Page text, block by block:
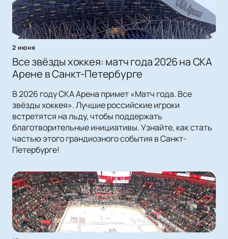
2 июня
Все звёзды хоккея: матч года 2026 на СКА
Арене в Санкт-Петербурге
В 2026 году СКА Арена примет «Матч года. Все
звёзды хоккея». Лучшие российские игроки
встретятся на льду, чтобы поддержать
благотворительные инициативы. Узнайте, как стать
частью этого грандиозного события в Санкт-
Петербурге!